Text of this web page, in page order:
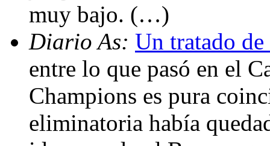
muy bajo. (…)
Diario As: Un tratado
entre lo que pasó en el
Champions es pura
eliminatoria había